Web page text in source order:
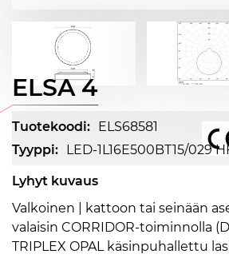
ELSA 4
Tuotekoodi: ELS68581
Tyyppi: LED-1L16E500BT15/029
Lyhyt kuvaus
Valkoinen | kattoon tai seinään
valaisin CORRIDOR-toiminnolla
TRIPLEX OPAL käsinpuhallettu